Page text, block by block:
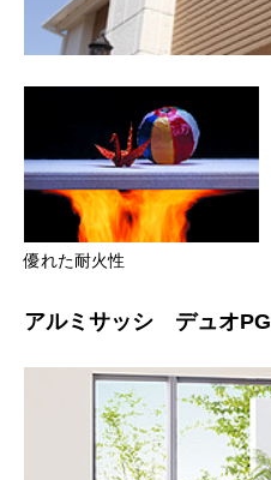
優れた耐火性
アルミサッシ デュオPG